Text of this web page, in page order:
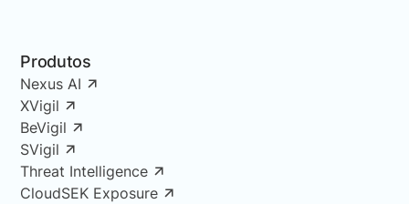
Produtos
Nexus AI
XVigil
BeVigil
SVigil
Threat Intelligence
CloudSEK Exposure